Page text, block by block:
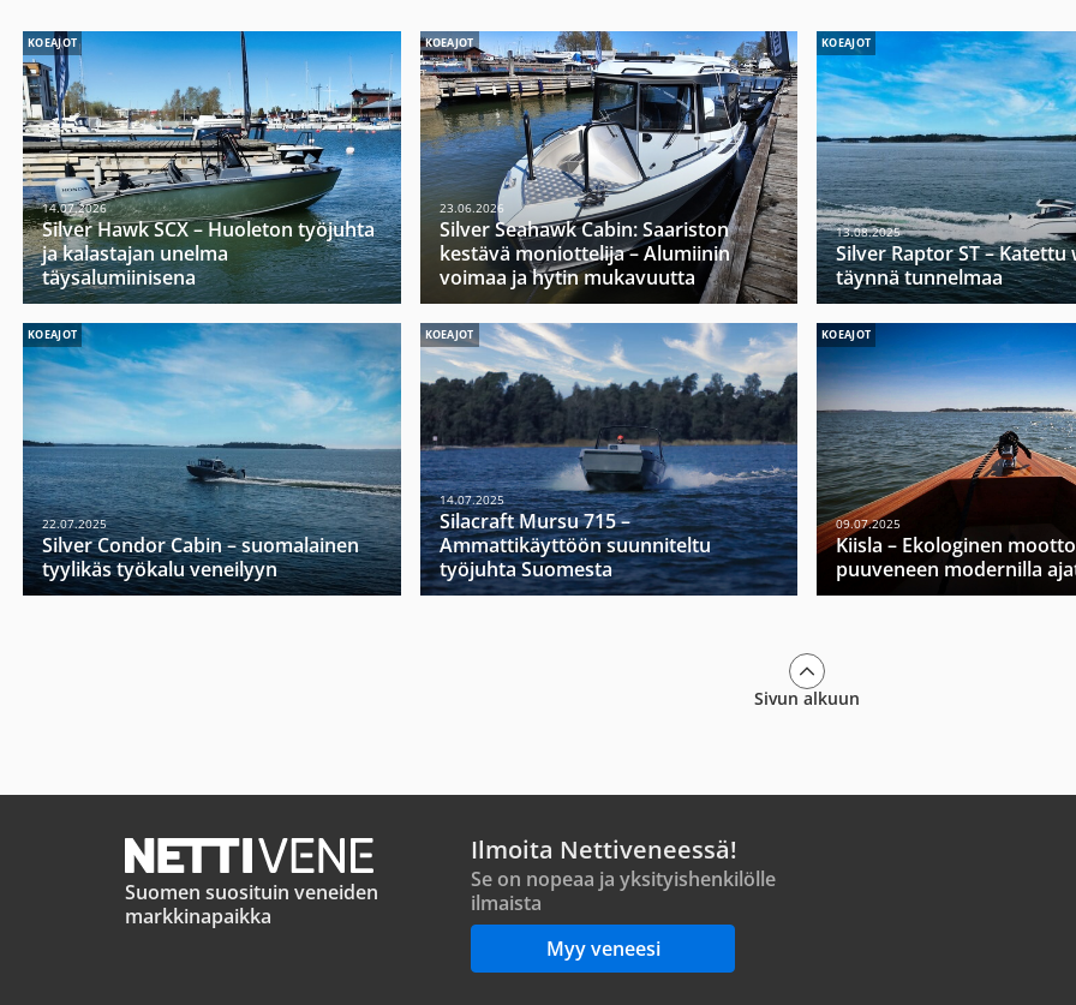
KOEAJOT
14.07.2026
Silver Hawk SCX – Huoleton työjuhta
ja kalastajan unelma
täysalumiinisena
KOEAJOT
23.06.2026
Silver Seahawk Cabin: Saariston
kestävä moniottelija – Alumiinin
voimaa ja hytin mukavuutta
KOEAJOT
13.08.2025
Silver Raptor ST –
täynnä tunnelmaa
KOEAJOT
22.07.2025
Silver Condor Cabin – suomalainen
tyylikäs työkalu veneilyyn
KOEAJOT
14.07.2025
Silacraft Mursu 715 –
Ammattikäyttöön suunniteltu
työjuhta Suomesta
KOEAJOT
09.07.2025
Kiisla – Ekologinen
puuveneen modernilla
Sivun alkuun
Suomen suosituin veneiden
markkinapaikka
Ilmoita Nettiveneessä!
Se on nopeaa ja yksityishenkilölle
ilmaista
Myy veneesi